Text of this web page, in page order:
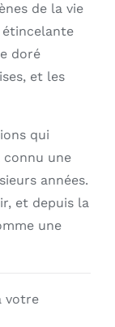
de la vie
étincelante
doré
et les
qui
connu une
années.
et depuis la
une
votre